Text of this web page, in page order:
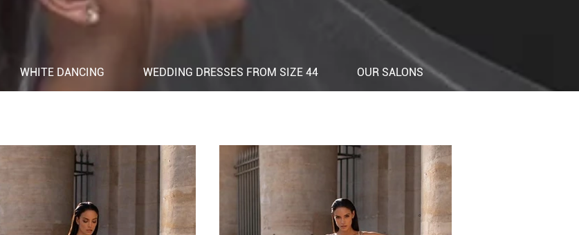
WHITE DANCING WEDDING DRESSES FROM SIZE 44 OUR SALONS